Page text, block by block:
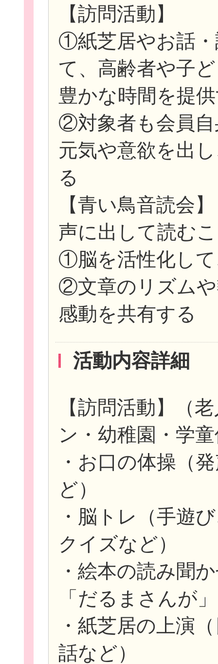
【訪問活動】
①紙芝居やお話
て、高齢者や子
豊かな時間を提
②対象者も会員
元気や意欲を出
る
【青い鳥音読会】
声に出して読む
①脳を活性化し
②文章のリズム
感動を共有する
活動内容詳細
【訪問活動】（
ン・幼稚園・学
・お口の体操（
ど）
・脳トレ（手遊
クイズなど）
・絵本の読み聞
「だるまさんが
・紙芝居の上演
話など）